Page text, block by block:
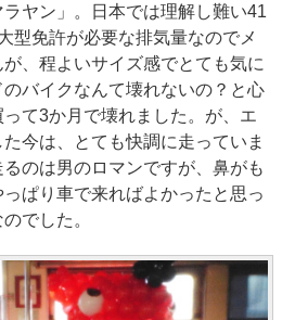
ヤン」。日本では理解し難い41
型免許が必要な排気量なのでメ
、程よいサイズ感でとても気に
バイクなんて壊れないの？と心
て3か月で壊れました。が、エ
今は、とても快調に走っていま
のは男のロマンですが、鼻がも
ぱり車で来ればよかったと思っ
でした。